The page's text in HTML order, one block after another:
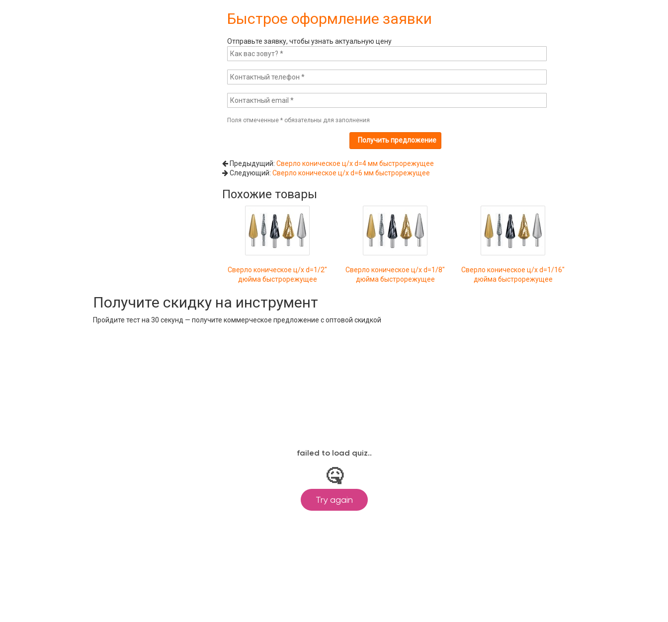
Быстрое оформление заявки
Отправьте заявку, чтобы узнать актуальную цену
Поля отмеченные *обязательны для заполнения
Предыдущий: Сверло коническое ц/х d=4 мм быстрорежущее
Следующий: Сверло коническое ц/х d=6 мм быстрорежущее
Похожие товары
Сверло коническое ц/х d=1/2"
дюйма быстрорежущее
Сверло коническое ц/х d=1/8"
дюйма быстрорежущее
Сверло коническое ц/х d=1/16"
дюйма быстрорежущее
Получите скидку на инструмент
Пройдите тест на 30 секунд — получите коммерческое предложение с оптовой скидкой